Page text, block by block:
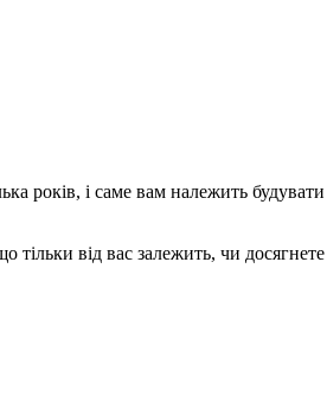
років, і саме вам належить
від вас залежить, чи